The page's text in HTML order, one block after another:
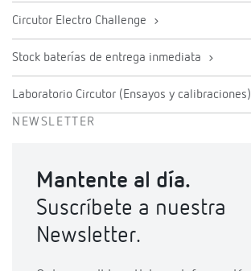
Circutor Electro Challenge
Stock baterías de entrega inmediata
Laboratorio Circutor (Ensayos y calibraciones)
NEWSLETTER
Mantente al día.
Suscríbete a nuestra
Newsletter.